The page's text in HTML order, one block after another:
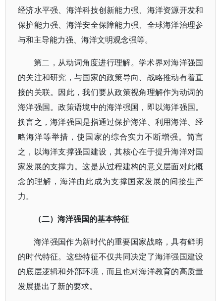
经济水平强、海洋科技创新能力强、海洋资源开发和
保护能力强、海洋安全保障能力强、全球海洋治理参
与和主导能力强、海洋文明观念强等。
第二，从动词角度进行理解。学术界对海洋强国
的关注和研究，与国家的政策导向、战略推动有着直
接的关联。因此，我们要从政策视角理解作为动词的
海洋强国。政策语境中的海洋强国，即以海洋强国。
换言之，海洋强国是指通过保护海洋、利用海洋、经
略海洋等举措，使国家的综合实力不断增强。简言
之，以海洋支撑强国建设，其核心在于提升海洋对国
家发展的支撑力。这是从过程建构的意义层面对此概
念的理解，海洋由此成为支撑国家发展的间接生产
力。
（二）海洋强国的基本特征
海洋强国作为新时代的重要国家战略，具有鲜明
的时代特征。这些特征不仅共同决定了海洋强国建设
的底层逻辑和外部环境，而且也对海洋教育的高质量
发展提出了新的要求。